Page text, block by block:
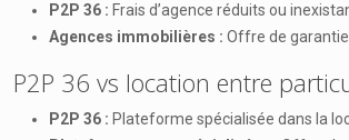
P2P 36 : Frais d’agence réduits ou
Agences immobilières : Offre de
P2P 36 vs location entre
P2P 36 : Plateforme spécialisée dans la